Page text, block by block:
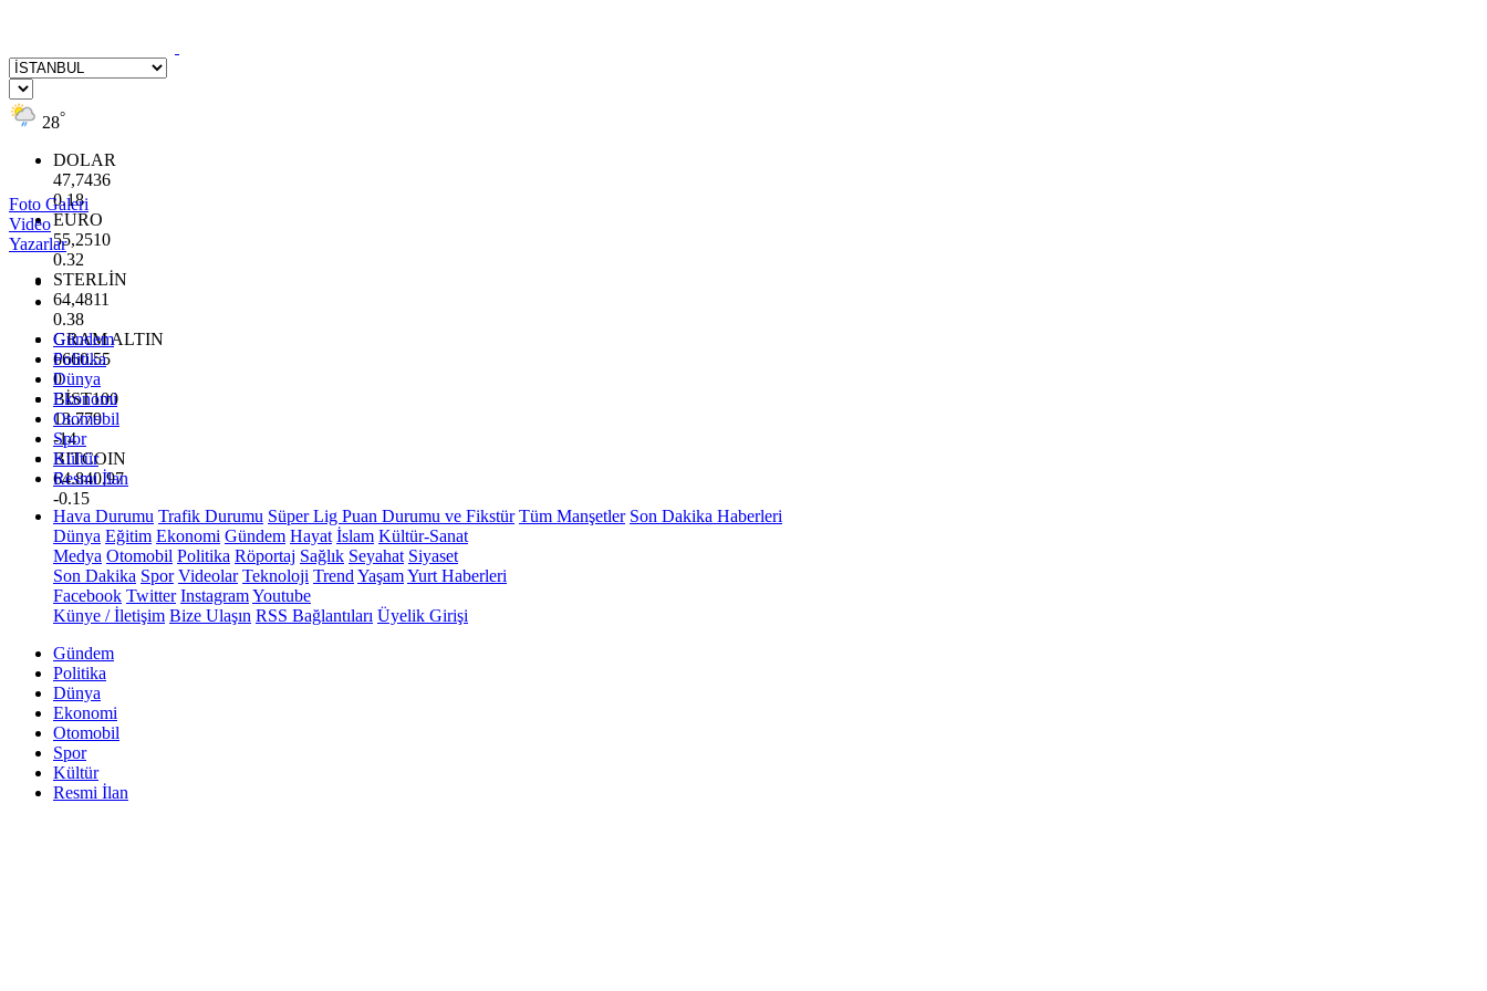
28°
DOLAR
47,7436
0.18
EURO
55,2510
0.32
STERLİN
64,4811
0.38
GRAM ALTIN
6660.55
0
BİST100
13.779
-14
BITCOIN
64.840,97
-0.15
Foto Galeri
Video
Yazarlar
Gündem
Politika
Dünya
Ekonomi
Otomobil
Spor
Kültür
Resmi İlan
Hava Durumu Trafik Durumu Süper Lig Puan Durumu ve Fikstür Tüm Manşetler Son Dakika Haberleri
Dünya Eğitim Ekonomi Gündem Hayat İslam Kültür-Sanat
Medya Otomobil Politika Röportaj Sağlık Seyahat Siyaset
Son Dakika Spor Videolar Teknoloji Trend YaşamYurt Haberleri
Facebook Twitter InstagramYoutube
Künye / İletişim Bize Ulaşın RSS Bağlantıları Üyelik Girişi
Gündem
Politika
Dünya
Ekonomi
Otomobil
Spor
Kültür
Resmi İlan